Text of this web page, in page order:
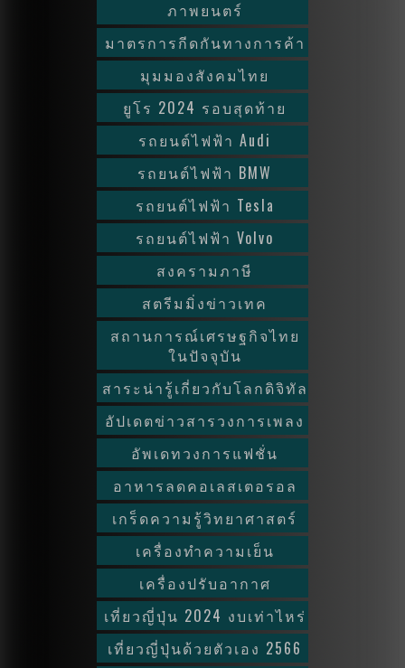
ภาพยนตร์
มาตรการกีดกันทางการค้า
มุมมองสังคมไทย
ยูโร 2024 รอบสุดท้าย
รถยนต์ไฟฟ้า Audi
รถยนต์ไฟฟ้า BMW
รถยนต์ไฟฟ้า Tesla
รถยนต์ไฟฟ้า Volvo
สงครามภาษี
สตรีมมิ่งข่าวเทค
สถานการณ์เศรษฐกิจไทย
ในปัจจุบัน
สาระน่ารู้เกี่ยวกับโลกดิจิทัล
อัปเดตข่าวสารวงการเพลง
อัพเดทวงการแฟชั่น
อาหารลดคอเลสเตอรอล
เกร็ดความรู้วิทยาศาสตร์
เครื่องทำความเย็น
เครื่องปรับอากาศ
เที่ยวญี่ปุ่น 2024 งบเท่าไหร่
เที่ยวญี่ปุ่นด้วยตัวเอง 2566